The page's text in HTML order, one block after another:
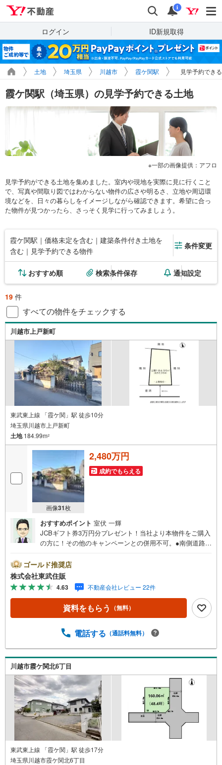
検索 通知
i
ログイン ID新規取得
土地 埼玉県 川越市 霞ケ関駅 見学予約でき
霞ケ関駅（埼玉県）の見学予約できる土地
一部の画像提供：アフロ
見学予約ができる土地を集めました。室内や現地を実際に見に行くこと
で、写真や間取り図ではわからない物件の広さや明るさ、立地や周辺環
境などを、日々の暮らしをイメージしながら確認できます。希望に合っ
た物件が見つかったら、さっそく見学に行ってみましょう。
霞ケ関駅｜価格未定を含む｜建築条件付き土地を
含む｜見学予約できる物件
条件変更
おすすめ順 検索条件保存 通知設定
19 件
すべての物件をチェックする
川越市上戸新町
東武東上線 「霞ケ関」駅 徒歩10分
埼玉県川越市上戸新町
土地184.99m2
画像31枚
2,480万円
成約でもらえる
おすすめポイント 室伏 一輝
JCBギフト券3万円分プレゼント！当社より本物件をご購入
の方に！その他のキャンペーンとの併用不可。●南側道路に
方にイチオシの売地です。◆ 坂道の少ない平坦地のため、
毎日の移動もラクラク。◆ 建築プランの幅も広がる使いや
すい地形が魅力です。◎住まい探しの不安は、ぜひ当社に
お任せください。◎ 不動産のプロである当社スタッフが、
お客様の疑問や不安を丁寧にサポートいたします。まずは
お気軽にお問い合わせください。 ◇インターネット予約で
クリック（2）本日～4日以内をご希望の方は「ご要望・ご
ゴールド推奨店
株式会社東武住販
4.63 不動産会社レビュー 22件
資料をもらう （無料）
電話する （通話料無料）
川越市霞ケ関北6丁目
東武東上線 「霞ケ関」駅 徒歩17分
埼玉県川越市霞ケ関北6丁目